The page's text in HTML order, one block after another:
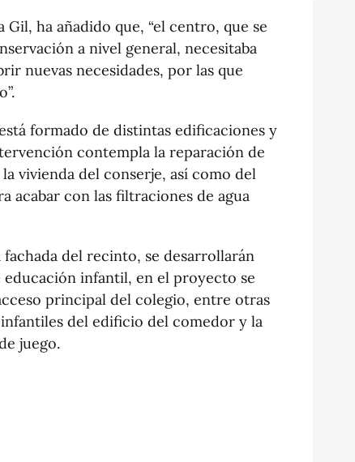
ha añadido que, “el centro, que se
a nivel general, necesitaba
nuevas necesidades, por las que
formado de distintas edificaciones y
contempla la reparación de
vivienda del conserje, así como del
acabar con las filtraciones de agua
del recinto, se desarrollarán
educación infantil, en el proyecto se
principal del colegio, entre otras
infantiles del edificio del comedor y la
juego.